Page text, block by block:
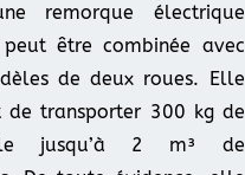
remorque électrique
être combinée avec
de deux roues. Elle
de transporter 300 kg de
jusqu’à 2 m³ de